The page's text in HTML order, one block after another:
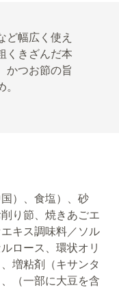
ど幅広く使え
くきざんだ本
かつお節の旨
）、食塩）、砂
り節、焼きあごエ
キス調味料／ソル
ロース、環状オリ
増粘剤（キサンタ
（一部に大豆を含